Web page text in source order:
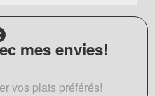
mes envies!
vos plats préférés!